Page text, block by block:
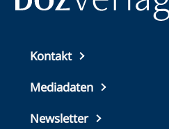
Top
footer
Kontakt
Mediadaten
Newsletter